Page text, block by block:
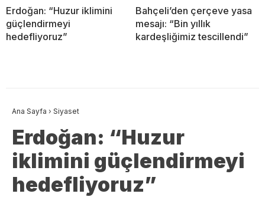
Erdoğan: “Huzur iklimini
güçlendirmeyi
hedefliyoruz”
Bahçeli’den çerçeve yasa
mesajı: “Bin yıllık
kardeşliğimiz tescillendi”
Ana Sayfa › Siyaset
Erdoğan: “Huzur
iklimini güçlendirmeyi
hedefliyoruz”